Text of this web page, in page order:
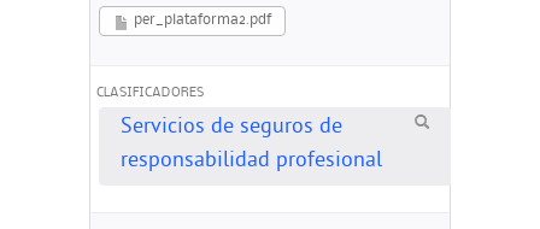
per_plataforma2.pdf
CLASIFICADORES
Servicios de seguros de
responsabilidad profesional